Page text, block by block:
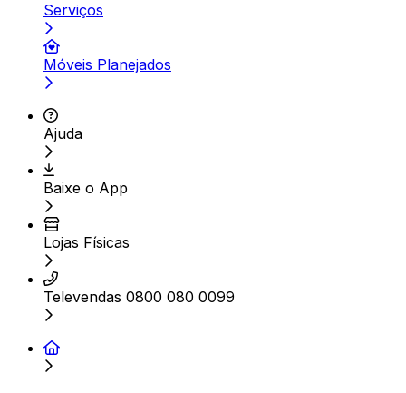
Serviços
Móveis Planejados
Ajuda
Baixe o App
Lojas Físicas
Televendas 0800 080 0099